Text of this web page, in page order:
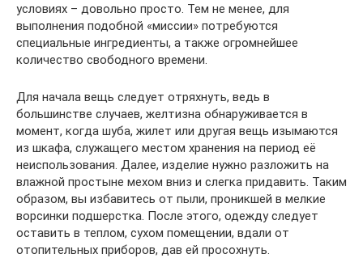
условиях – довольно просто. Тем не менее, для
выполнения подобной «миссии» потребуются
специальные ингредиенты, а также огромнейшее
количество свободного времени.
Для начала вещь следует отряхнуть, ведь в
большинстве случаев, желтизна обнаруживается в
момент, когда шуба, жилет или другая вещь изымаются
из шкафа, служащего местом хранения на период её
неиспользования. Далее, изделие нужно разложить на
влажной простыне мехом вниз и слегка придавить. Таким
образом, вы избавитесь от пыли, проникшей в мелкие
ворсинки подшерстка. После этого, одежду следует
оставить в теплом, сухом помещении, вдали от
отопительных приборов, дав ей просохнуть.